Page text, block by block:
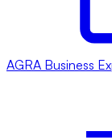
AGRA Business